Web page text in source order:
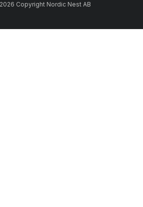
Copyright Nordic Nest AB